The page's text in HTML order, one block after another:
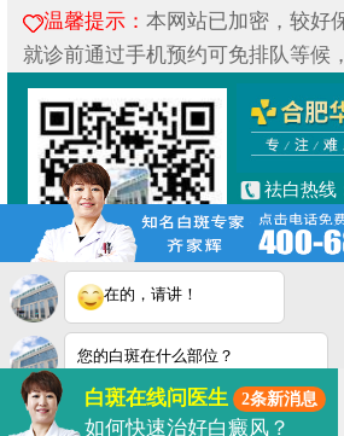
温馨提示： 本网站已加密，较好
就诊前通过手机预约可免排队等候
祛白热线
健康专线
合肥市铜
东北角（天
Copyright © 2019
皖ICP备16014022号-1
皖公网安备
在的，请讲！
您的白斑在什么部位？
连线专家
白斑在线问医生 2条新消息
如何快速治好白癜风？